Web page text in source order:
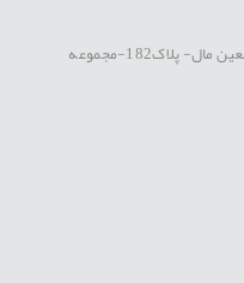
خ آزادی- بلوار استاد معین - رو به روی معین مال- پلاک182-مجموعه